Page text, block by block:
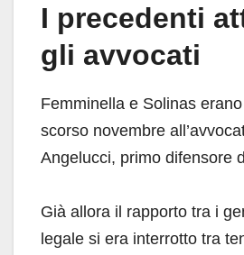
I precedenti
gli avvocati
Femminella e Solinas
scorso novembre
Angelucci, primo difensore
Già allora il rapporto tra i
legale si era interrotto tra